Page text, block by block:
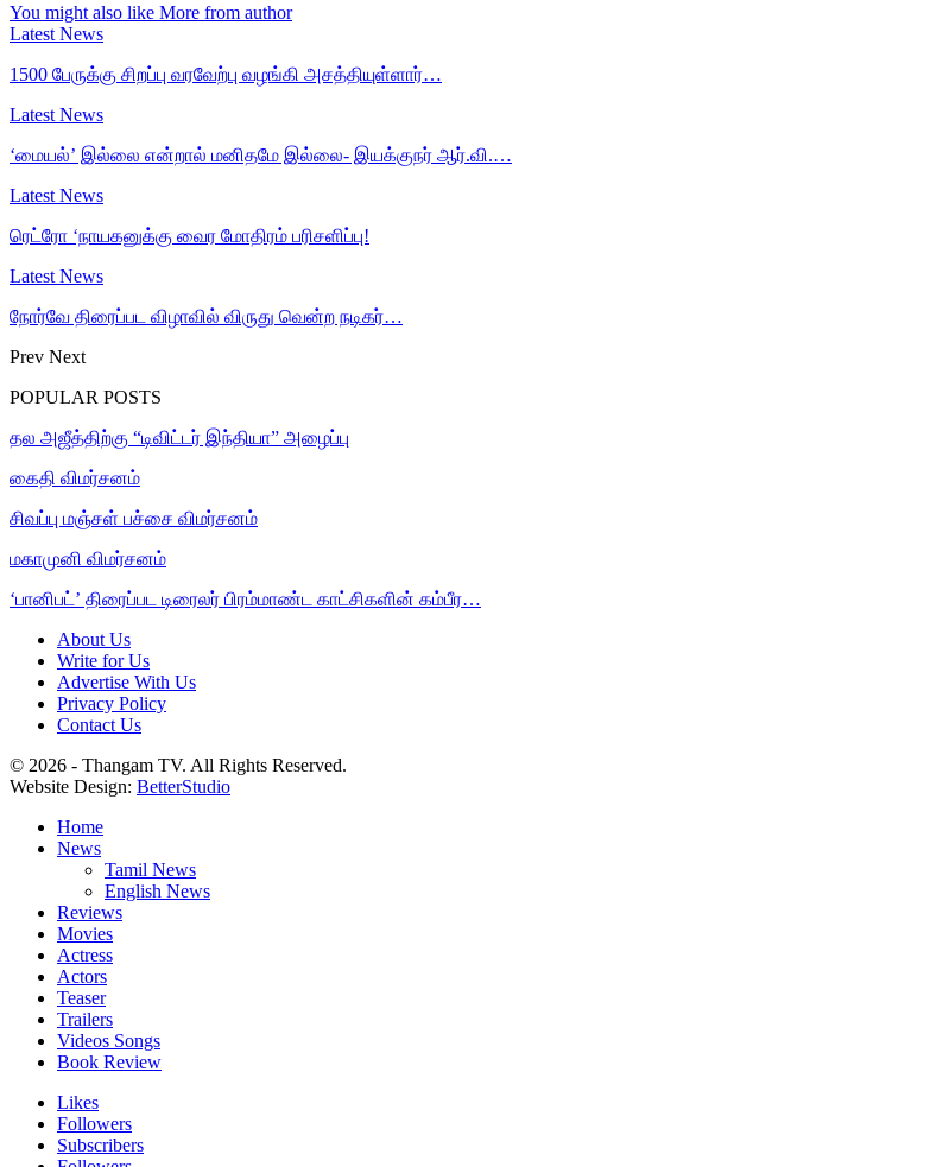
You might also like More from author
Latest News
1500 பேருக்கு சிறப்பு வரவேற்பு வழங்கி அசத்தியுள்ளார்…
Latest News
‘மையல்’ இல்லை என்றால் மனிதமே இல்லை- இயக்குநர் ஆர்.வி.…
Latest News
ரெட்ரோ ‘நாயகனுக்கு வைர மோதிரம் பரிசளிப்பு!
Latest News
நோர்வே திரைப்பட விழாவில் விருது வென்ற நடிகர்…
Prev Next
POPULAR POSTS
தல அஜீத்திற்கு “டிவிட்டர் இந்தியா” அழைப்பு
கைதி விமர்சனம்
சிவப்பு மஞ்சள் பச்சை விமர்சனம்
மகாமுனி விமர்சனம்
‘பானிபட்’ திரைப்பட டிரைலர் பிரம்மாண்ட காட்சிகளின் கம்பீர…
About Us
Write for Us
Advertise With Us
Privacy Policy
Contact Us
© 2026 - Thangam TV. All Rights Reserved.
Website Design: BetterStudio
Home
News
Tamil News
English News
Reviews
Movies
Actress
Actors
Teaser
Trailers
Videos Songs
Book Review
Likes
Followers
Subscribers